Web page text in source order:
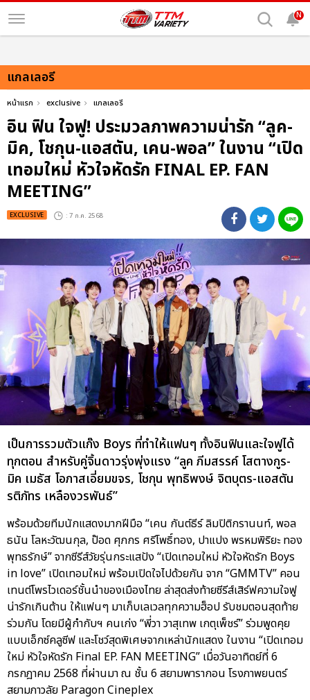
N
แกลเลอรี
หน้าแรก exclusive แกลเลอรี
อิน ฟิน ใจฟู! ประมวลภาพความน่ารัก “ลูค-
มิค, โชกุน-แอสตัน, เคน-พอล” ในงาน “เปิด
เทอมใหม่ หัวใจหัดรัก FINAL EP. FAN
MEETING”
EXCLUSIVE : 7 ก.ค. 2568
เป็นการรวมตัวแก๊ง Boys ที่ทำให้แฟนๆ ทั้งอินฟินและใจฟูได้
ทุกตอน สำหรับคู่จิ้นดาวรุ่งพุ่งแรง “ลูค ภีมสรรค์ โสตางกูร-
มิค เมธัส โอภาสเอี่ยมขจร, โชกุน พุทธิพงษ์ จิตบุตร-แอสตัน
รติภัทร เหลืองวรพันธ์”
พร้อมด้วยทีมนักแสดงมากฝีมือ “เคน กันต์ธีร์ ลิมปิติกรานนท์, พอล
ธนัน โลหะวัฒนกุล, ป๊อด ศุภกร ศรีโพธิ์ทอง, ปาแปง พรหมพิริยะ ทอง
พุทธรักษ์” จากซีรีส์วัยรุ่นกระแสปัง “เปิดเทอมใหม่ หัวใจหัดรัก Boys
in love” เปิดเทอมใหม่ พร้อมเปิดใจไปด้วยกัน จาก “GMMTV” คอน
เทนต์โพรไวเดอร์ชั้นนำของเมืองไทย ล่าสุดส่งท้ายซีรีส์เสิร์ฟความใจฟู
น่ารักเกินต้าน ให้แฟนๆ มาเก็บเลเวลทุกความฮ็อป รับชมตอนสุดท้าย
ร่วมกัน โดยมีผู้กำกับฯ คนเก่ง “พี่วา วาสุเทพ เกตุเพ็ชร์” ร่วมพูดคุย
แบบเอ็กซ์คลูซีฟ และโชว์สุดพิเศษจากเหล่านักแสดง ในงาน “เปิดเทอม
ใหม่ หัวใจหัดรัก Final EP. FAN MEETING” เมื่อวันอาทิตย์ที่ 6
กรกฎาคม 2568 ที่ผ่านมา ณ ชั้น 6 สยามพารากอน โรงภาพยนตร์
สยามภาวลัย Paragon Cineplex